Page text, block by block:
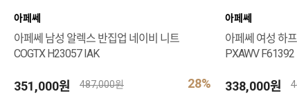
아페쎄
아페쎄 남성 알렉스 반집업 네이비 니트
COGTX H23057 IAK
351,000원 28%
487,000원
아페쎄
아페쎄 여성 하
PXAWV
338,000원